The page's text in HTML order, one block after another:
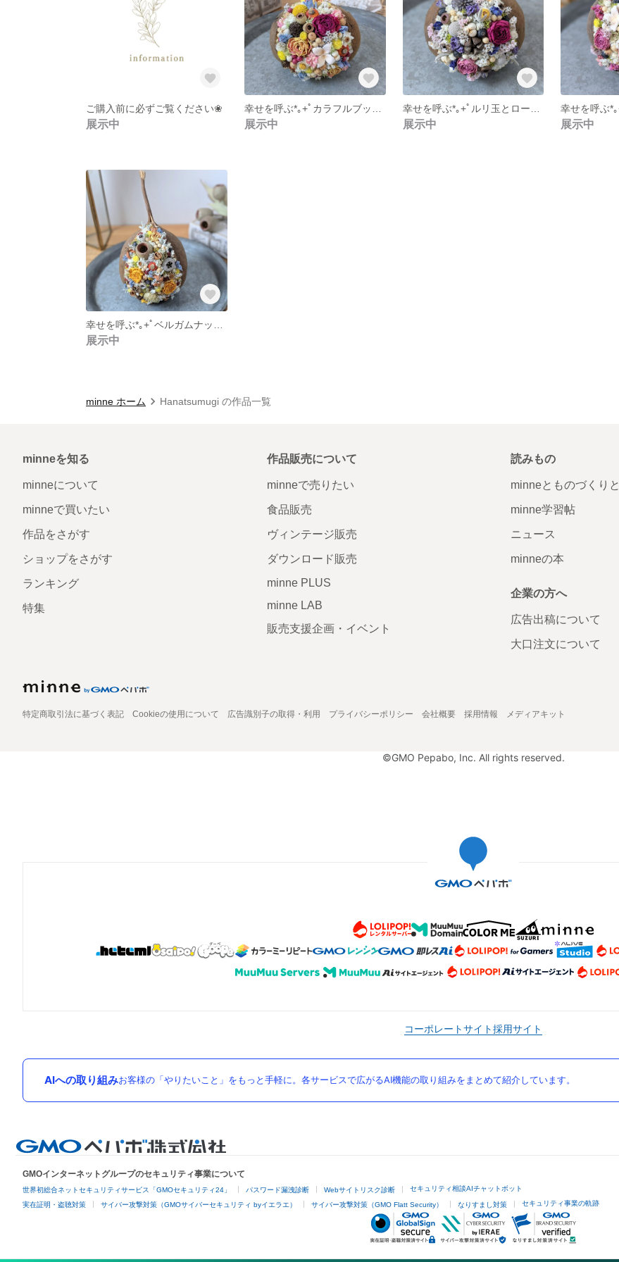
ご購入前に必ずご覧ください❀
展示中 展示中 展示中 展示中
展示中
minne ホーム Hanatsumugi の作品一覧
minneを知る
minneについて
minneで買いたい
作品をさがす
ショップをさがす
ランキング
特集
作品販売について
minneで売りたい
食品販売
ヴィンテージ販売
ダウンロード販売
minne PLUS
minne LAB
販売支援企画・イベント
読みもの
minneとものづくりと
minne学習帖
ニュース
minneの本
企業の方へ
広告出稿について
大口注文について
特定商取引法に基づく表記 Cookieの使用について 広告識別子の取得・利用 プライバシーポリシー 会社概要 採用情報 メディアキット
©GMO Pepabo, Inc. All rights reserved.
コーポレートサイト採用サイト
AIへの取り組みお客様の「やりたいこと」をもっと手軽に。各サービスで広がるAI機能の取り組みをまとめて紹介しています。
GMOインターネットグループのセキュリティ事業について
世界初総合ネットセキュリティサービス「GMOセキュリティ24」 パスワード漏洩診断 Webサイトリスク診断 セキュリティ相談AIチャットボット
実在証明・盗聴対策 サイバー攻撃対策（GMOサイバーセキュリティ byイエラエ） サイバー攻撃対策（GMO Flatt Security） なりすまし対策 セキュリティ事業の軌跡